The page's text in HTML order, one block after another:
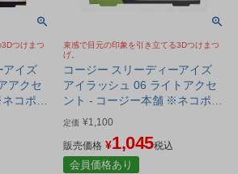
つけまつ
アイズ
アクセ
束感で目元の印象を引き立てる3Dつけまつ
げ。
コージー スリーディーアイズ
アイラッシュ 06 ライトアクセ
ント - コージー本舗 ※ネコポス
対応商品
定価 ¥1,100
販売価格 ¥1,045税込
会員価格あり